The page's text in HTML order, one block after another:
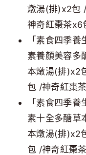
燉湯(排)x2包
神奇紅棗茶x6
「素食四季養
素養顏美容多
本燉湯(排)x2
包 /神奇紅棗
「素食四季養
素十全多醣草
本燉湯(排)x2
包 /神奇紅棗